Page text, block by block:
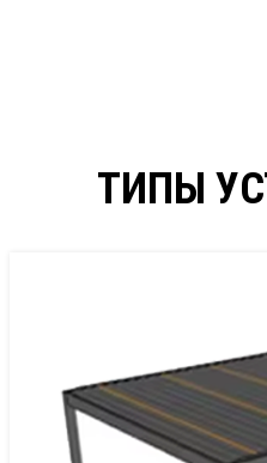
ТИПЫ